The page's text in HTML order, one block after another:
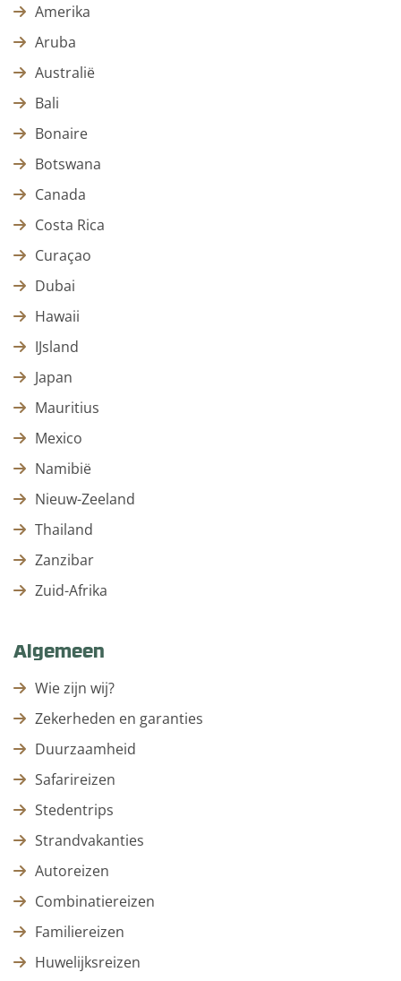
Amerika
Aruba
Australië
Bali
Bonaire
Botswana
Canada
Costa Rica
Curaçao
Dubai
Hawaii
IJsland
Japan
Mauritius
Mexico
Namibië
Nieuw-Zeeland
Thailand
Zanzibar
Zuid-Afrika
Algemeen
Wie zijn wij?
Zekerheden en garanties
Duurzaamheid
Safarireizen
Stedentrips
Strandvakanties
Autoreizen
Combinatiereizen
Familiereizen
Huwelijksreizen